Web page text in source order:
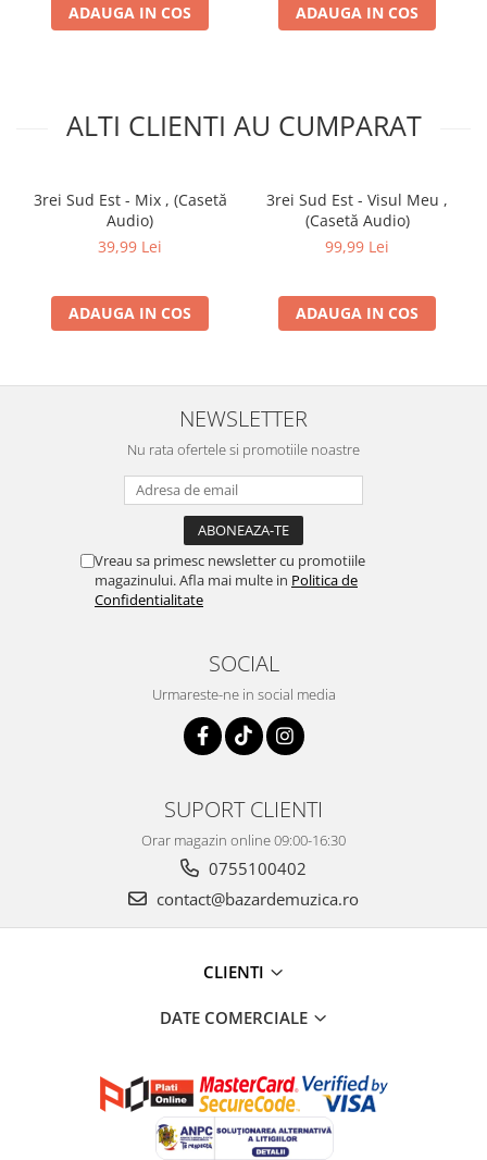
ADAUGA IN COS ADAUGA IN COS
ALTI CLIENTI AU CUMPARAT
3rei Sud Est - Mix , (Casetă
Audio)
39,99 Lei
ADAUGA IN COS
3rei Sud Est - Visul Meu ,
(Casetă Audio)
99,99 Lei
ADAUGA IN COS
NEWSLETTER
Nu rata ofertele si promotiile noastre
Vreau sa primesc newsletter cu promotiile
magazinului. Afla mai multe in Politica de
Confidentialitate
SOCIAL
Urmareste-ne in social media
SUPORT CLIENTI
Orar magazin online 09:00-16:30
0755100402
contact@bazardemuzica.ro
CLIENTI
DATE COMERCIALE